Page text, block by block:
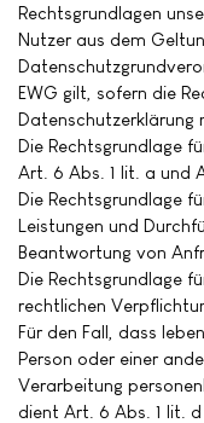
Rechtsgrundlagen
Nutzer aus dem
EWG gilt, sofern die
Datenschutzerklärung
Die Rechtsgrundlage
Art. 6 Abs. 1 lit. a und
Die Rechtsgrundlage
Leistungen und
Beantwortung von
Die Rechtsgrundlage
rechtlichen
Für den Fall, dass
Person oder einer
Verarbeitung
dient Art. 6 Abs. 1 lit. d